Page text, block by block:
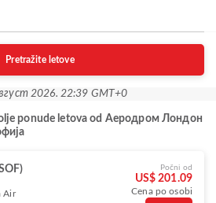
Pretražite letove
2026. 22:39 GMT+0
ponude letova od Аеродром Лондон
Air
Počni od
US$ 201.09
Cena po osobi